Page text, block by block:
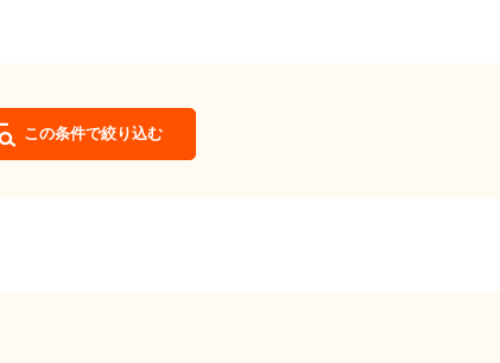
この条件で絞り込む